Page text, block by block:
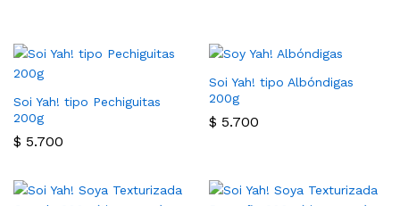
Soi Yah! tipo Pechiguitas
200g
$ 5.700
Soi Yah! tipo Albóndigas
200g
$ 5.700